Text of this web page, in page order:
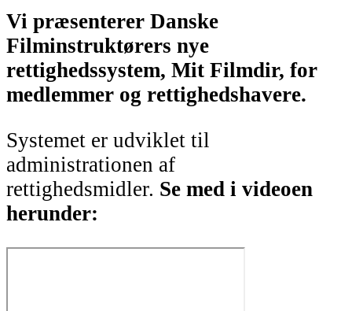
Vi præsenterer Danske
Filminstruktørers nye
rettighedssystem, Mit Filmdir, for
medlemmer og rettighedshavere.
Systemet er udviklet til
administrationen af
rettighedsmidler. Se med i videoen
herunder: